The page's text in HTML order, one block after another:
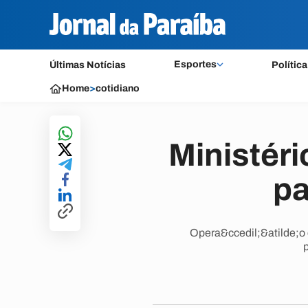
Últimas Notícias Esportes Política
Home>cotidiano
Opera&ccedil;&atilde;o